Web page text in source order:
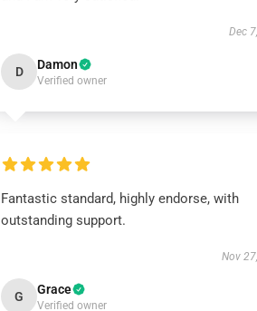
Dec
D Damon
Verified owner
Fantastic standard, highly endorse, with
outstanding support.
Nov
G Grace
Verified owner